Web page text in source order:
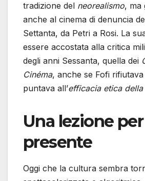
tradizione del neorealismo, ma
anche al cinema di denuncia
Settanta, da Petri a Rosi. La
essere accostata alla critica
degli anni Sessanta, quella dei
Cinéma, anche se Fofi rifiutava
puntava all’efficacia etica
Una lezione
presente
Oggi che la cultura sembra